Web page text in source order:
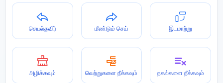
செயல்தவிர் மீண்டும் செய் இடமாற்று
அழிக்கவும் வெற்றுகளை நீக்கவும் நகல்களை நீக்கவும்